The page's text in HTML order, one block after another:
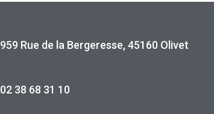
959 Rue de la Bergeresse, 45160 Olivet
02 38 68 31 10